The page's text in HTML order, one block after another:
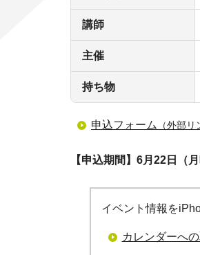
講師
主催
持ち物
申込フォーム （外部リ
【申込期間】6月22日（
イベント情報を
カレンダーへ